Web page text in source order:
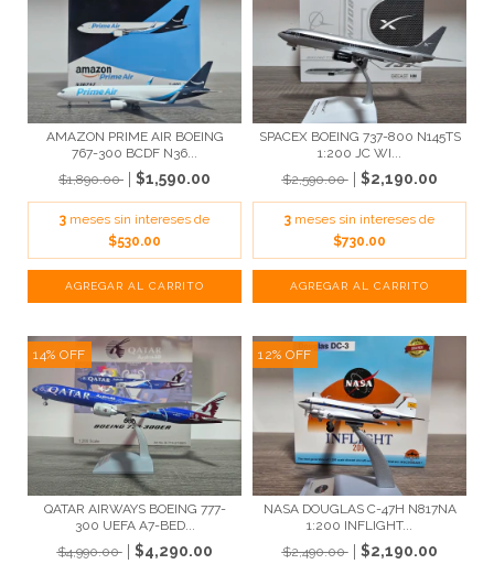
AMAZON PRIME AIR BOEING
767-300 BCDF N36...
$1,890.00
$1,590.00
3 meses sin intereses de
$530.00
SPACEX BOEING 737-800 N145TS
1:200 JC WI...
$2,590.00
$2,190.00
3 meses sin intereses de
$730.00
14% OFF
QATAR AIRWAYS BOEING 777-
300 UEFA A7-BED...
$4,990.00
$4,290.00
12% OFF
NASA DOUGLAS C-47H N817NA
1:200 INFLIGHT...
$2,490.00
$2,190.00